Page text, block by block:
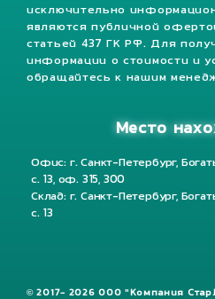
исключительно
являются публичной
статьей 437 ГК РФ. Для
информации о стоимости и
обращайтесь к нашим
Место
Офис: г. Санкт-Петербург,
с. 13, оф. 315, 300
Склад: г. Санкт-Петербург,
с. 13
© 2017- 2026 ООО "Компания